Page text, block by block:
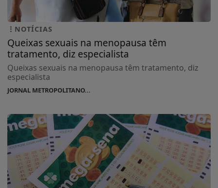
NOTÍCIAS
Queixas sexuais na menopausa têm
tratamento, diz especialista
Queixas sexuais na menopausa têm tratamento, diz
especialista
JORNAL METROPOLITANO...